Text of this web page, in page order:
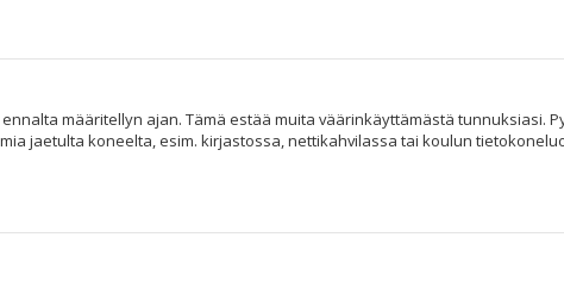
määritellyn ajan. Tämä estää muita väärinkäyttämästä tunnuksiasi.
jaetulta koneelta, esim. kirjastossa, nettikahvilassa tai koulun